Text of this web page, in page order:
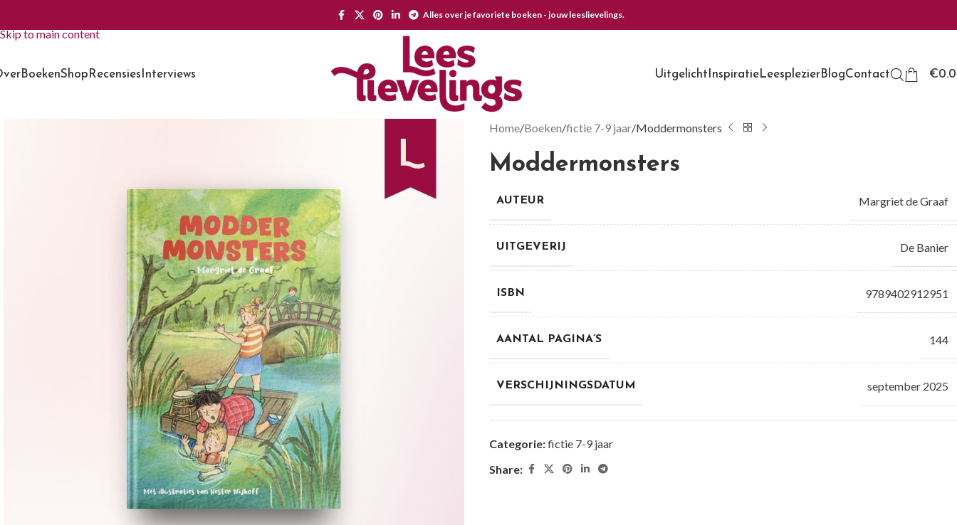
Skip to main content
Alles over je favoriete boeken - jouw leeslievelings.
BoekenShop Recensies Interviews Uitgelicht InspiratieLeesplezierBlogContact €
Home Boeken fictie 7-9 jaar Moddermonsters
Moddermonsters
AUTEUR Margriet de Graaf
UITGEVERIJ De Banier
ISBN 9789402912951
AANTAL PAGINA’S 144
VERSCHIJNINGSDATUM september 2025
Categorie:fictie 7-9 jaar
Share: